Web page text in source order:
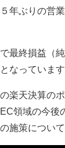
年ぶりの営
最終損益（
なっています
楽天決算の
領域の今後
施策について